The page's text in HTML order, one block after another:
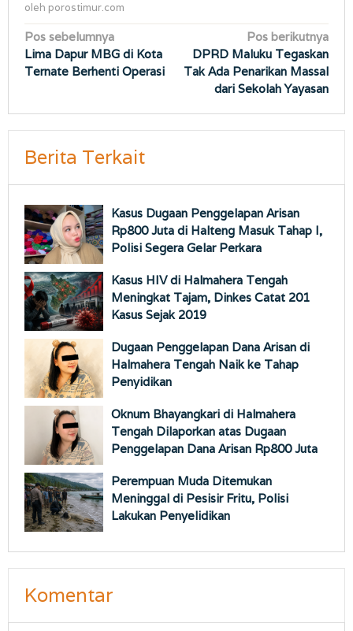
oleh porostimur.com
Navigasi
pos
Pos sebelumnya
Lima Dapur MBG di Kota
Ternate Berhenti Operasi
Pos berikutnya
DPRD Maluku Tegaskan
Tak Ada Penarikan Massal
dari Sekolah Yayasan
Berita Terkait
Kasus Dugaan Penggelapan Arisan
Rp800 Juta di Halteng Masuk Tahap I,
Polisi Segera Gelar Perkara
Kasus HIV di Halmahera Tengah
Meningkat Tajam, Dinkes Catat 201
Kasus Sejak 2019
Dugaan Penggelapan Dana Arisan di
Halmahera Tengah Naik ke Tahap
Penyidikan
Oknum Bhayangkari di Halmahera
Tengah Dilaporkan atas Dugaan
Penggelapan Dana Arisan Rp800 Juta
Perempuan Muda Ditemukan
Meninggal di Pesisir Fritu, Polisi
Lakukan Penyelidikan
Komentar